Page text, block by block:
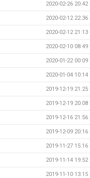
2020-02-26 20:42
2020-02-12 22:36
2020-02-12 21:13
2020-02-10 08:49
2020-01-22 00:09
2020-01-04 10:14
2019-12-19 21:25
2019-12-19 20:08
2019-12-16 21:56
2019-12-09 20:16
2019-11-27 15:16
2019-11-14 19:52
2019-11-10 13:15